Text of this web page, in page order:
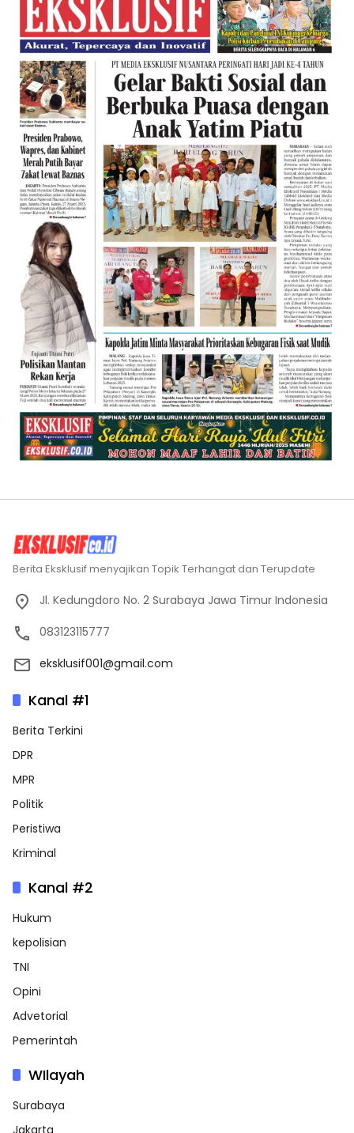
Berita Eksklusif menyajikan Topik Terhangat dan Terupdate
Jl. Kedungdoro No. 2 Surabaya Jawa Timur Indonesia
083123115777
eksklusif001@gmail.com
Kanal #1
Berita Terkini
DPR
MPR
Politik
Peristiwa
Kriminal
Kanal #2
Hukum
kepolisian
TNI
Opini
Advetorial
Pemerintah
WIlayah
Surabaya